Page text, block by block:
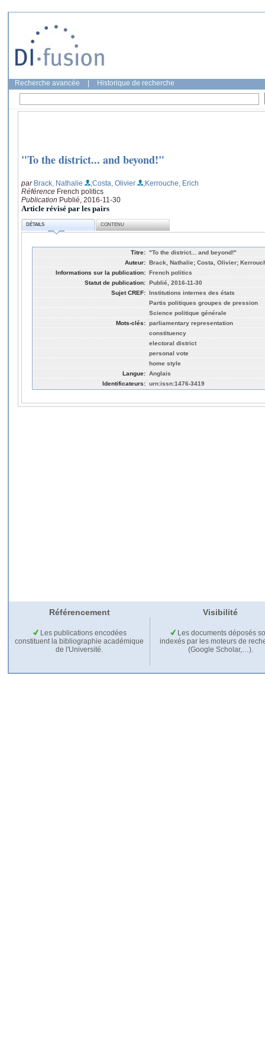
Recherche avancée Historique de recherche
"To the district... and beyond!"
par Brack, Nathalie ;Costa, Olivier
;Kerrouche, Erich
Référence French politics
Publication Publié, 2016-11-30
Article révisé par les pairs
DÉTAILS CONTENU
Titre: "To the district... and beyond!"
Auteur: Brack, Nathalie; Costa, Olivier;
Informations sur la publication: French politics
Statut de publication: Publié, 2016-11-30
Sujet CREF: Institutions internes des états
Partis politiques groupes de pression
Science politique générale
Mots-clés: parliamentary representation
constituency
electoral district
personal vote
home style
Langue: Anglais
Identificateurs: urn:issn:1476-3419
Référencement Visibilité
Les publications encodées
constituent la bibliographie académique
de l'Université.
Les documents déposés
indexés par les moteurs de
(Google Scholar,…).